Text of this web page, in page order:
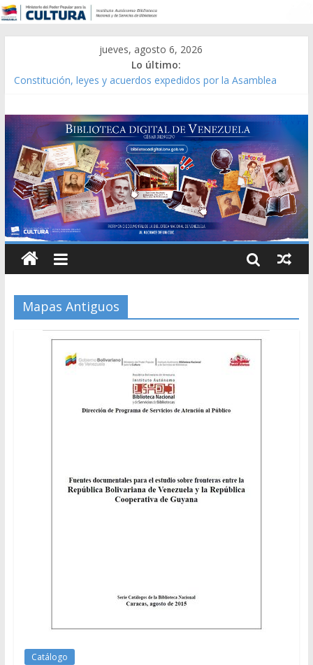
jueves, agosto 6, 2026
Lo último:
Constitución, leyes y acuerdos expedidos por la Asamblea
Modesta Bor Sánchez [material gráfico]
Gaceta Oficial de la República de Venezuela año CXXXIII Mes V,
Caracas 09 de marzo de 2006 N° 38.394
Catálogo temático de obras de Modesta Bor
Mapas Antiguos
Catálogo